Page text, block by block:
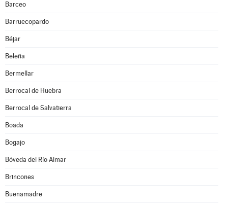
Barceo
Barruecopardo
Béjar
Beleña
Bermellar
Berrocal de Huebra
Berrocal de Salvatierra
Boada
Bogajo
Bóveda del Río Almar
Brincones
Buenamadre